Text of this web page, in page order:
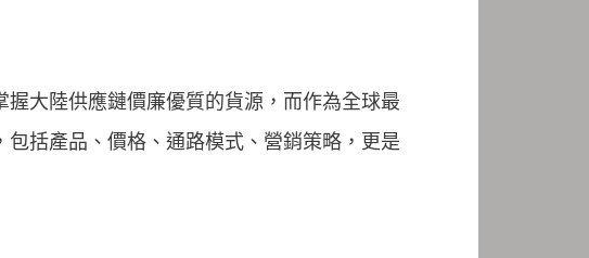
大陸供應鏈價廉優質的貨源，而作為全球最
括產品、價格、通路模式、營銷策略，更是